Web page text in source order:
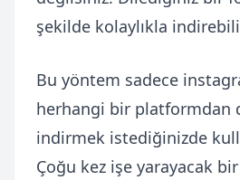
şekilde kolaylıkla
Bu yöntem sadece
herhangi bir platformdan
indirmek istediğinizde
Çoğu kez işe yarayacak